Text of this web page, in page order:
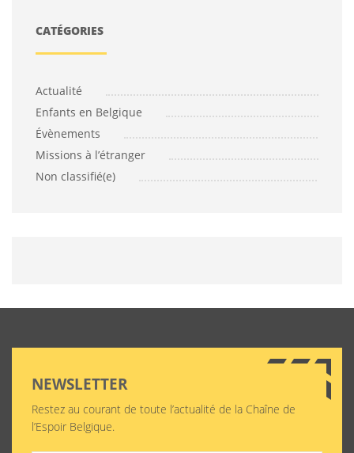
CATÉGORIES
Actualité
Enfants en Belgique
Évènements
Missions à l’étranger
Non classifié(e)
NEWSLETTER
Restez au courant de toute l’actualité de la Chaîne de
l’Espoir Belgique.